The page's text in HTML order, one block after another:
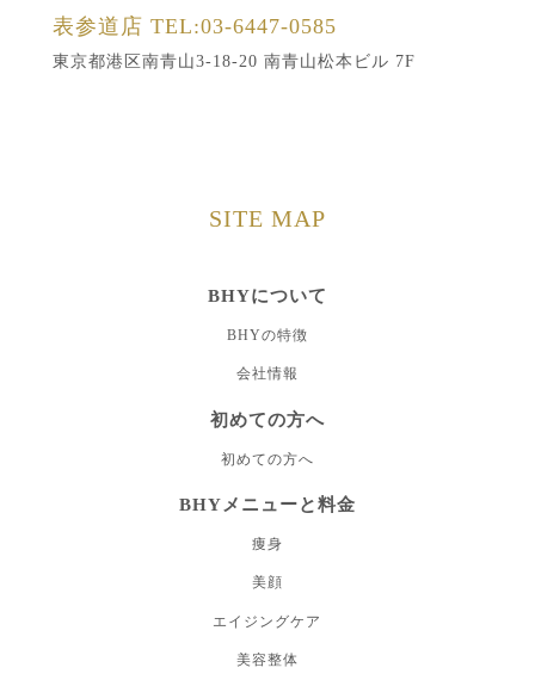
表参道店 TEL:03-6447-0585
東京都港区南青山3-18-20 南青山松本ビル 7F
SITE MAP
BHYについて
BHYの特徴
会社情報
初めての方へ
初めての方へ
BHYメニューと料金
痩身
美顔
エイジングケア
美容整体